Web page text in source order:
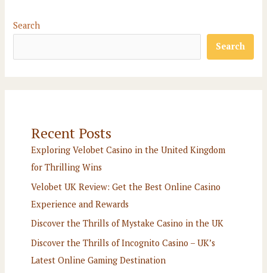
Search
Search
Recent Posts
Exploring Velobet Casino in the United Kingdom
for Thrilling Wins
Velobet UK Review: Get the Best Online Casino
Experience and Rewards
Discover the Thrills of Mystake Casino in the UK
Discover the Thrills of Incognito Casino – UK’s
Latest Online Gaming Destination